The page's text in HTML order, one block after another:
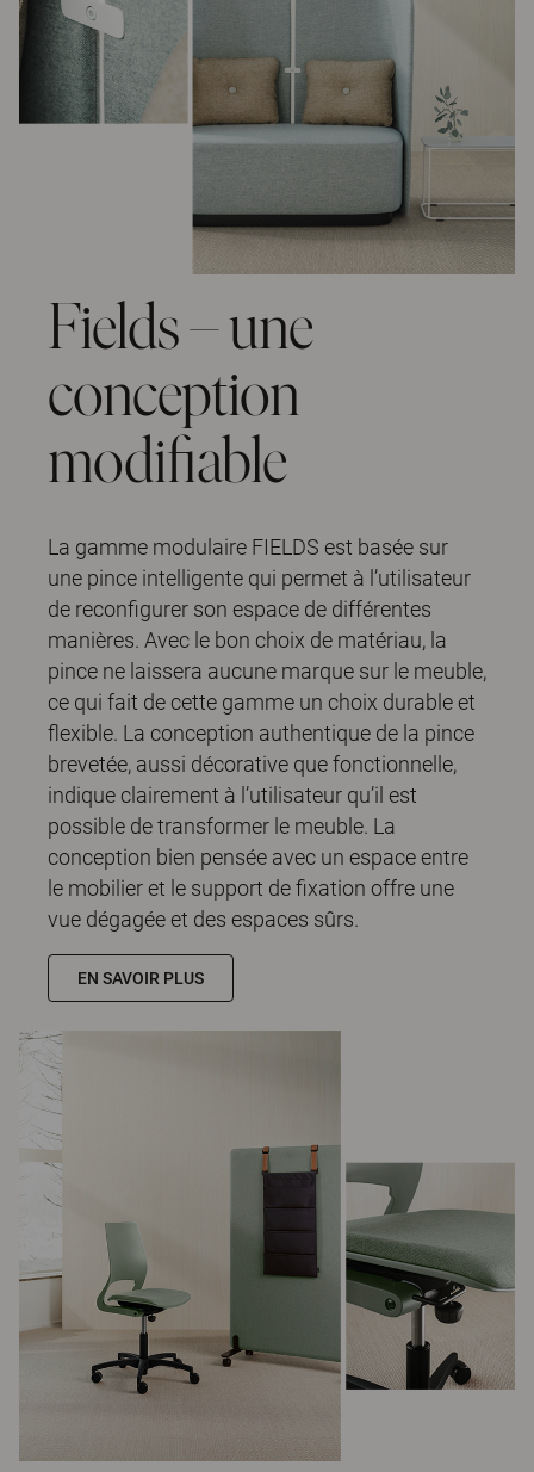
Fields – une
conception
modifiable
La gamme modulaire FIELDS est basée sur
une pince intelligente qui permet à l’utilisateur
de reconfigurer son espace de différentes
manières. Avec le bon choix de matériau, la
pince ne laissera aucune marque sur le meuble,
ce qui fait de cette gamme un choix durable et
flexible. La conception authentique de la pince
brevetée, aussi décorative que fonctionnelle,
indique clairement à l’utilisateur qu’il est
possible de transformer le meuble. La
conception bien pensée avec un espace entre
le mobilier et le support de fixation offre une
vue dégagée et des espaces sûrs.
EN SAVOIR PLUS